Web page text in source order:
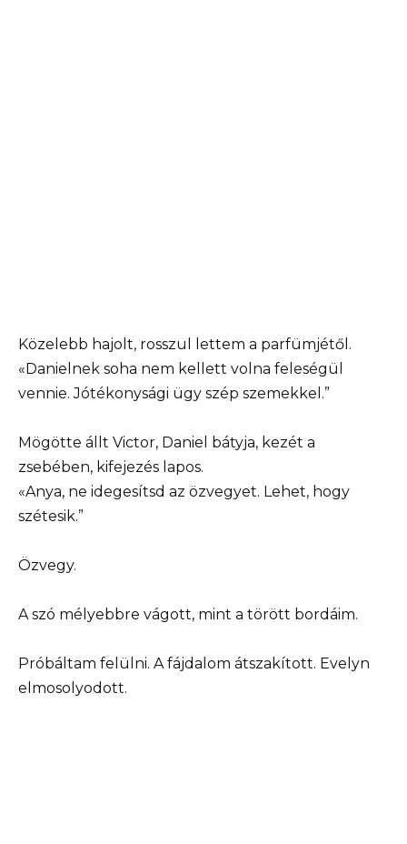
Közelebb hajolt, rosszul lettem a parfümjétől.
«Danielnek soha nem kellett volna feleségül
vennie. Jótékonysági ügy szép szemekkel.”
Mögötte állt Victor, Daniel bátyja, kezét a
zsebében, kifejezés lapos.
«Anya, ne idegesítsd az özvegyet. Lehet, hogy
szétesik.”
Özvegy.
A szó mélyebbre vágott, mint a törött bordáim.
Próbáltam felülni. A fájdalom átszakított. Evelyn
elmosolyodott.